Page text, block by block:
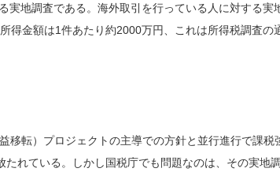
実地調査である。海外取引を行っている人に対する実
得金額は1件あたり約2000万円、これは所得税調査の
移転）プロジェクトの主導での方針と並行進行で課税
れている。しかし国税庁でも問題なのは、その実地